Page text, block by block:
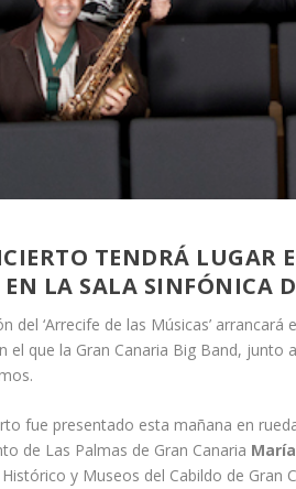
TENDRÁ LUGAR
EN LA SALA SINFÓNICA
del ‘Arrecife de las Músicas’
el que la Gran Canaria Big Band, junto
fue presentado esta mañana en
de Las Palmas de Gran Canaria
y Museos del Cabildo de Gran